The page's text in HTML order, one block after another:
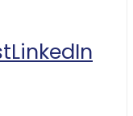
LinkedIn